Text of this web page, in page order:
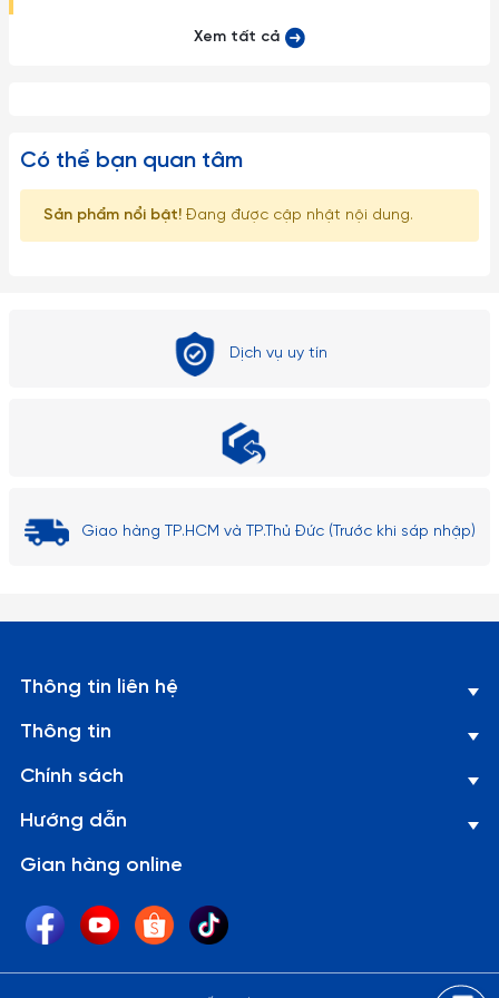
khách vui lòng để ngoài tầm với trẻ em.
Xem tất cả
Có thể bạn quan tâm
Sản phẩm nổi bật! Đang được cập nhật nội dung.
Dịch vụ uy tín
Giao hàng TP.HCM và TP.Thủ Đức (Trước khi sáp nhập)
Thông tin liên hệ
Thông tin
Chính sách
Hướng dẫn
Gian hàng online